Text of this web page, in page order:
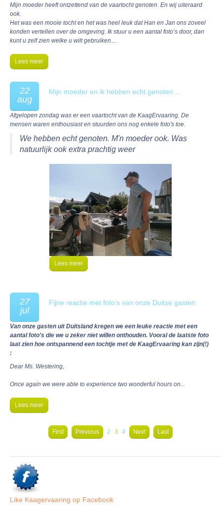
Mijn moeder heeft ontzettend van de vaartocht genoten. En wij uiteraard
ook.
Het was een mooie tocht en het was heel leuk dat Han en Jan ons zoveel
konden vertellen over de omgeving. Ik stuur u een aantal foto’s door, dan
kunt u zelf zien welke u wilt gebruiken....
Lees meer
22
aug
Mijn moeder en ik hebben echt genoten…
Afgelopen zondag was er een vaartocht van de KaagErvaaring. De
mensen waren enthousiast en stuurden ons nog enkele foto's toe.
We hebben echt genoten. M'n moeder ook. Was
natuurlijk ook extra prachtig weer
Lees meer
27
jul
Fijne reactie met foto’s van onze Duitse gasten
Van onze gasten uit Duitsland kregen we een leuke reactie met een
aantal foto's die we u zeker niet willen onthouden. Vooral de laatste foto
laat zien hoe ontspannend een tochtje met de KaagErvaaring kan zijn(!)
:
Dear Ms. Westering,
Once again we were able to experience two wonderful hours on...
Lees meer
First Previous 2 3 4 Next Last
Like Kaagervaaring op Facebook